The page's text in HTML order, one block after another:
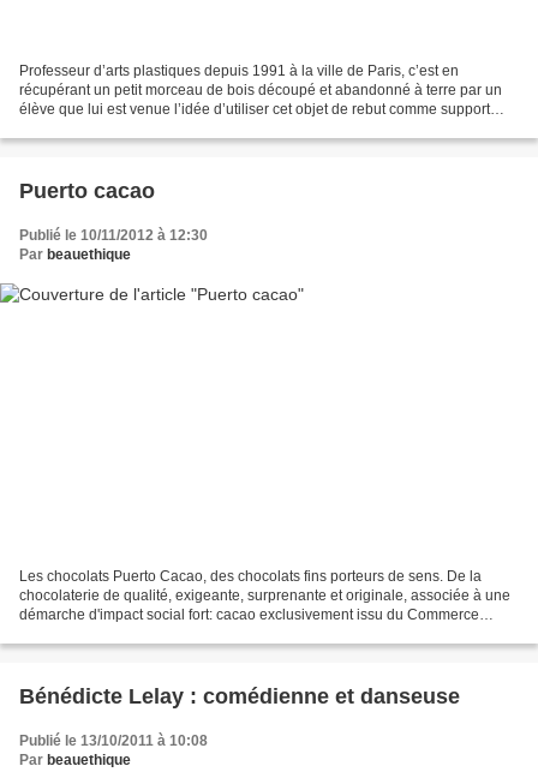
Professeur d’arts plastiques depuis 1991 à la ville de Paris, c’est en
récupérant un petit morceau de bois découpé et abandonné à terre par un
élève que lui est venue l’idée d’utiliser cet objet de rebut comme support
Puerto cacao
Publié le 10/11/2012 à 12:30
Par beauethique
Les chocolats Puerto Cacao, des chocolats fins porteurs de sens. De la
chocolaterie de qualité, exigeante, surprenante et originale, associée à une
démarche d'impact social fort: cacao exclusivement issu du Commerce
Bénédicte Lelay : comédienne et danseuse
Publié le 13/10/2011 à 10:08
Par beauethique